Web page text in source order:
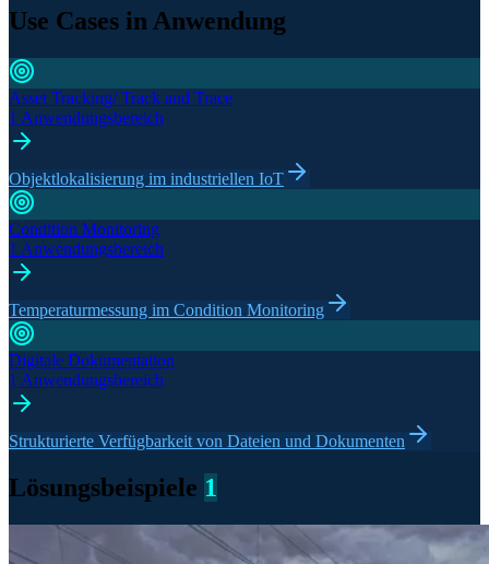
Use Cases in Anwendung
Asset Tracking/ Track and Trace
1 Anwendungsbereich
Objektlokalisierung im industriellen IoT
Condition Monitoring
1 Anwendungsbereich
Temperaturmessung im Condition Monitoring
Digitale Dokumentation
1 Anwendungsbereich
Strukturierte Verfügbarkeit von Dateien und Dokumenten
Lösungsbeispiele 1